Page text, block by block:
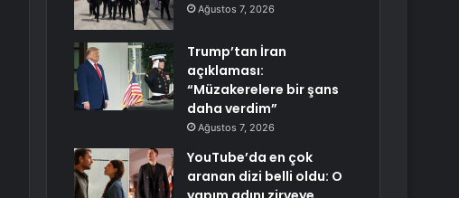
Ağustos 7, 2026
Trump’tan İran
açıklaması:
“Müzakerelere bir şans
daha verdim”
Ağustos 7, 2026
YouTube’da en çok
aranan dizi belli oldu: O